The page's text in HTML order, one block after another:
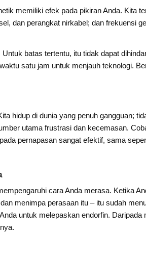
memiliki efek pada pikiran Anda. Kita
dan perangkat nirkabel; dan frekuensi
batas tertentu, itu tidak dapat
satu jam untuk menjauh teknologi.
hidup di dunia yang penuh gangguan;
utama frustrasi dan kecemasan.
pernapasan sangat efektif, sama
cara Anda merasa. Ketika
menimpa perasaan itu – itu sudah
untuk melepaskan endorfin. Daripada